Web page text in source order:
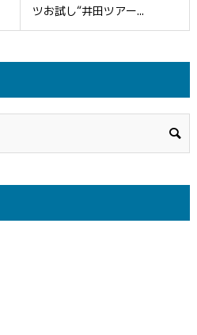
ツお試し“井田ツアー...